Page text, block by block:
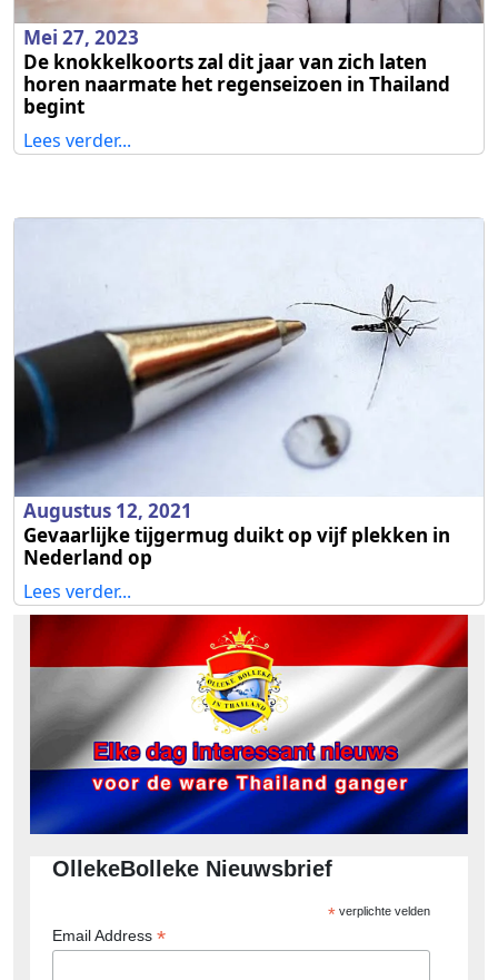
Mei 27, 2023
De knokkelkoorts zal dit jaar van zich laten
horen naarmate het regenseizoen in Thailand
begint
Lees verder...
Augustus 12, 2021
Gevaarlijke tijgermug duikt op vijf plekken in
Nederland op
Lees verder...
OllekeBolleke Nieuwsbrief
*verplichte velden
Email Address *